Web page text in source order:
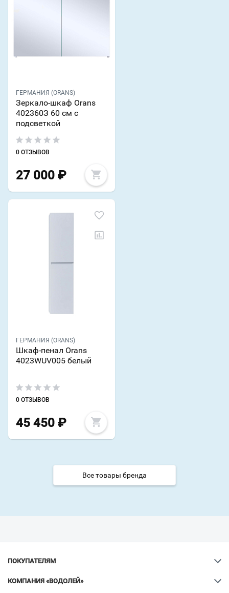
ГЕРМАНИЯ (ORANS)
Зеркало-шкаф Orans
402360З 60 см с
подсветкой
0 ОТЗЫВОВ
27 000 ₽
ГЕРМАНИЯ (ORANS)
Шкаф-пенал Orans
4023WUV005 белый
0 ОТЗЫВОВ
45 450 ₽
Все товары бренда
ПОКУПАТЕЛЯМ
КОМПАНИЯ «ВОДОЛЕЙ»